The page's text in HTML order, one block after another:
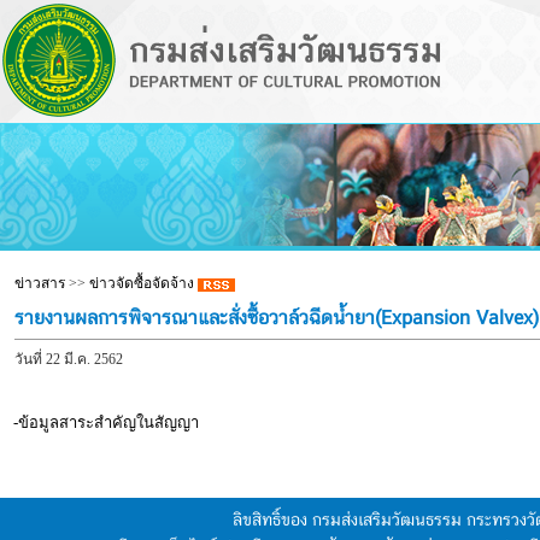
ข่าวสาร>> ข่าวจัดซื้อจัดจ้าง
รายงานผลการพิจารณาและสั่งซื้อวาล์วฉีดน้ำยา(Expansion
วันที่ 22 มี.ค. 2562
-ข้อมูลสาระสำคัญในสัญญา
ลิขสิทธิ์ของ กรมส่งเสริมวัฒนธรรม กระทรว